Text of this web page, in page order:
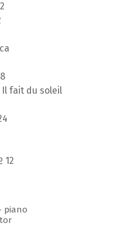
Il fait du soleil
12
piano